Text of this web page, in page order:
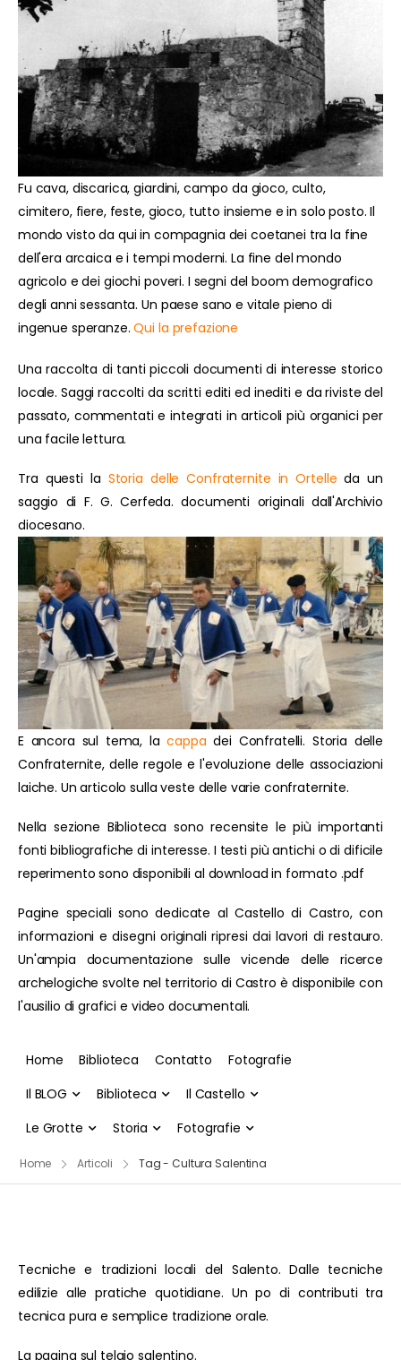
Fu cava, discarica, giardini, campo da gioco, culto,
cimitero, fiere, feste, gioco, tutto insieme e in solo posto. Il
mondo visto da qui in compagnia dei coetanei tra la fine
dell'era arcaica e i tempi moderni. La fine del mondo
agricolo e dei giochi poveri. I segni del boom demografico
degli anni sessanta. Un paese sano e vitale pieno di
ingenue speranze.Qui la prefazione
Una raccolta di tanti piccoli documenti di interesse storico
locale. Saggi raccolti da scritti editi ed inediti e da riviste del
passato, commentati e integrati in articoli più organici per
una facile lettura.
Tra questi la Storia delle Confraternite in Ortelle da un
saggio di F. G. Cerfeda. documenti originali dall'Archivio
diocesano.
E ancora sul tema, lacappa dei Confratelli. Storia delle
Confraternite, delle regole e l'evoluzione delle associazioni
laiche. Un articolo sulla veste delle varie confraternite.
Nella sezione Biblioteca sono recensite le più importanti
fonti bibliografiche di interesse. I testi più antichi o di dificile
reperimento sono disponibili al download in formato .pdf
Pagine speciali sono dedicate al Castello di Castro, con
informazioni e disegni originali ripresi dai lavori di restauro.
Un'ampia documentazione sulle vicende delle ricerce
archelogiche svolte nel territorio di Castro è disponibile con
l'ausilio di grafici e video documentali.
Home Biblioteca Contatto
Fotografie
Il BLOG
Biblioteca
Il Castello
Le Grotte
Storia Fotografie
Home Articoli Tag - Cultura Salentina
Tecniche e tradizioni locali del Salento. Dalle tecniche
edilizie alle pratiche quotidiane. Un po di contributi tra
tecnica pura e semplice tradizione orale.
La pagina sul telaio salentino.